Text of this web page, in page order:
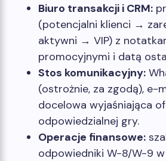
Biuro transakcji i CRM:
(potencjalni klienci →
aktywni → VIP) z
promocyjnymi i datą
Stos komunikacyjny:
(ostrożnie, za zgodą), e-
docelowa wyjaśniająca
odpowiedzialnej gry.
Operacje finansowe:
odpowiedniki W-8/W-9